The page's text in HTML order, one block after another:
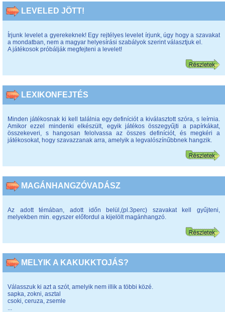
LEVELED JÖTT!
Írjunk levelet a gyerekeknek! Egy rejtélyes levelet írjunk, úgy hogy a szavakat
a mondatban, nem a magyar helyesírási szabályok szerint választjuk el.
A játékosok próbálják megfejteni a levelet!
LEXIKONFEJTÉS
Minden játékosnak ki kell találnia egy definíciót a kiválasztott szóra, s leírnia.
Amikor ezzel mindenki elkészült, egyik játékos összegyűjti a papírkákat,
összekeveri, s hangosan felolvassa az összes definíciót, és megkéri a
játékosokat, hogy szavazzanak arra, amelyik a legvalószínűbbnek hangzik.
MAGÁNHANGZÓVADÁSZ
Az adott témában, adott időn belül,(pl.3perc) szavakat kell gyűjteni,
melyekben min. egyszer előfordul a kijelölt magánhangzó.
MELYIK A KAKUKKTOJÁS?
Válasszuk ki azt a szót, amelyik nem illik a többi közé.
sapka, zokni, asztal
csoki, ceruza, zsemle
...